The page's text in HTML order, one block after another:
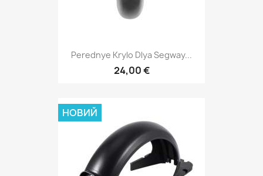
Perednye Krylo Dlya Segway...
24,00 €
НОВИЙ